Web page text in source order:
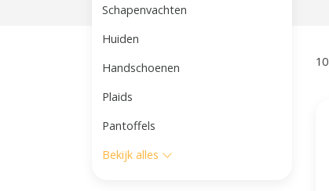
Schapenvachten
Huiden
Handschoenen
Plaids
Pantoffels
Bekijk alles